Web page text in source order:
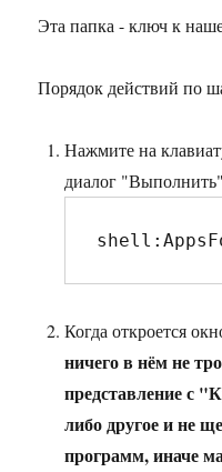
Эта папка - ключ к
Порядок действий по
Нажмите на
диалог
Когда откроется
ничего в нём не
представление с
либо другое и не
программ, иначе